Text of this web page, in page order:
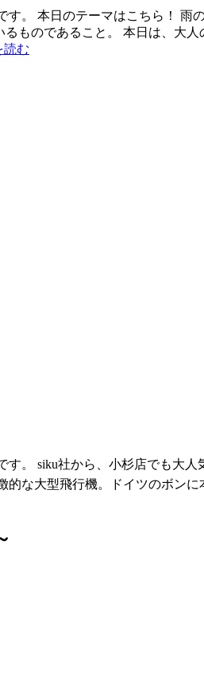
。 本日のテーマはこちら！
ものであること。 本日は、大
読む
。 siku社から、小杉店でも大
な大型飛行機。ドイツのボン